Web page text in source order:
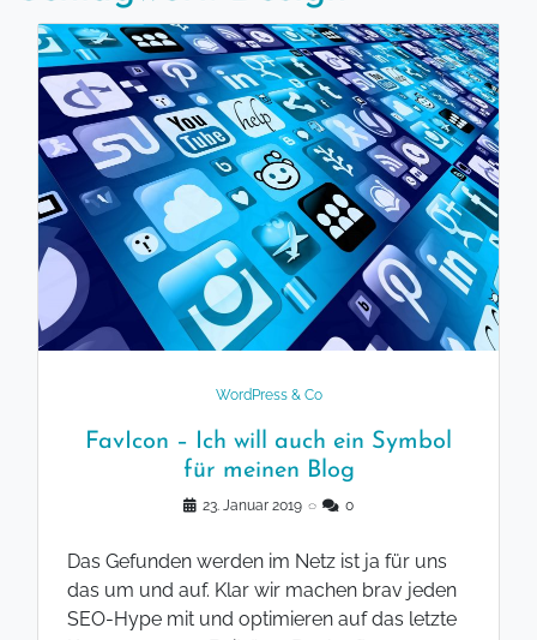
WordPress & Co
FavIcon – Ich will auch ein Symbol
für meinen Blog
23. Januar 2019 ◌ 0
Das Gefunden werden im Netz ist ja für uns
das um und auf. Klar wir machen brav jeden
SEO-Hype mit und optimieren auf das letzte